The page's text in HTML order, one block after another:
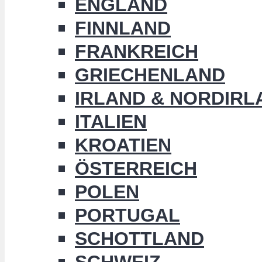
ENGLAND
FINNLAND
FRANKREICH
GRIECHENLAND
IRLAND &
ITALIEN
KROATIEN
ÖSTERREICH
POLEN
PORTUGAL
SCHOTTLAND